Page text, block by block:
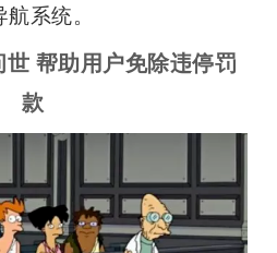
系统。
帮助用户免除违停罚
款